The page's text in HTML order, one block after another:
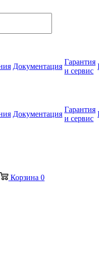
Документация
Гарантия
и сервис
Документация
Гарантия
и сервис
Корзина 0